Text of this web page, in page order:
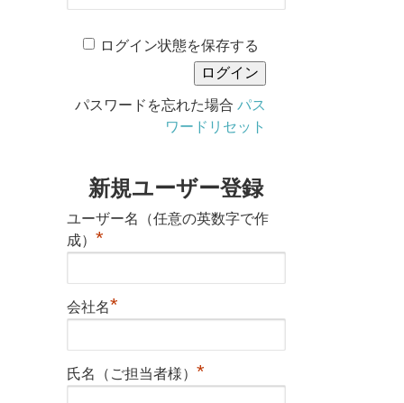
ログイン状態を保存する
パスワードを忘れた場合 パス
ワードリセット
新規ユーザー登録
ユーザー名（任意の英数字で作
成） *
会社名*
氏名（ご担当者様） *